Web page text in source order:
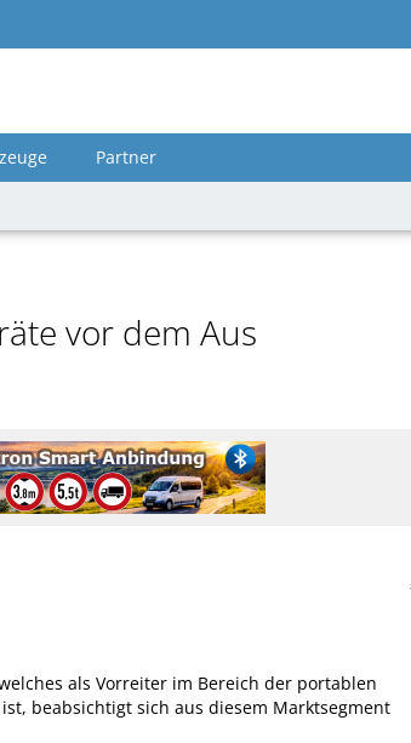
Partner
vor dem Aus
als Vorreiter im Bereich der portablen
beabsichtigt sich aus diesem Marktsegment